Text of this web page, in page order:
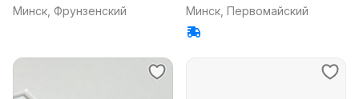
Минск, Фрунзенский Минск, Первомайский